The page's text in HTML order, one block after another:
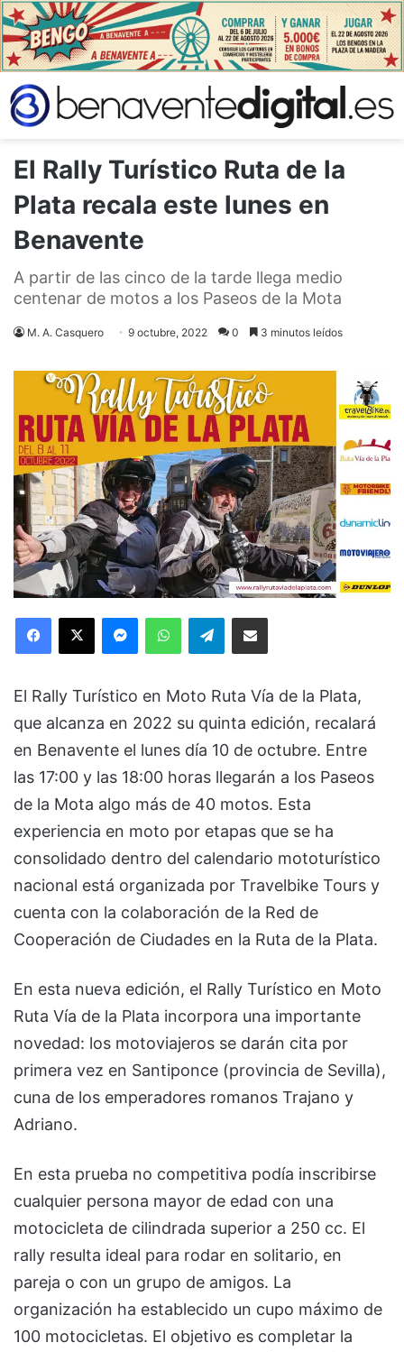
El Rally Turístico Ruta de la
Plata recala este lunes en
Benavente
A partir de las cinco de la tarde llega medio
centenar de motos a los Paseos de la Mota
M. A. Casquero 9 octubre, 2022 0 3 minutos leídos
Facebook
X MessengerWhatsAppTelegramCompartir via Email
El Rally Turístico en Moto Ruta Vía de la Plata,
que alcanza en 2022 su quinta edición, recalará
en Benavente el lunes día 10 de octubre. Entre
las 17:00 y las 18:00 horas llegarán a los Paseos
de la Mota algo más de 40 motos. Esta
experiencia en moto por etapas que se ha
consolidado dentro del calendario mototurístico
nacional está organizada por Travelbike Tours y
cuenta con la colaboración de la Red de
Cooperación de Ciudades en la Ruta de la Plata.
En esta nueva edición, el Rally Turístico en Moto
Ruta Vía de la Plata incorpora una importante
novedad: los motoviajeros se darán cita por
primera vez en Santiponce (provincia de Sevilla),
cuna de los emperadores romanos Trajano y
Adriano.
En esta prueba no competitiva podía inscribirse
cualquier persona mayor de edad con una
motocicleta de cilindrada superior a 250 cc. El
rally resulta ideal para rodar en solitario, en
pareja o con un grupo de amigos. La
organización ha establecido un cupo máximo de
100 motocicletas. El objetivo es completar la